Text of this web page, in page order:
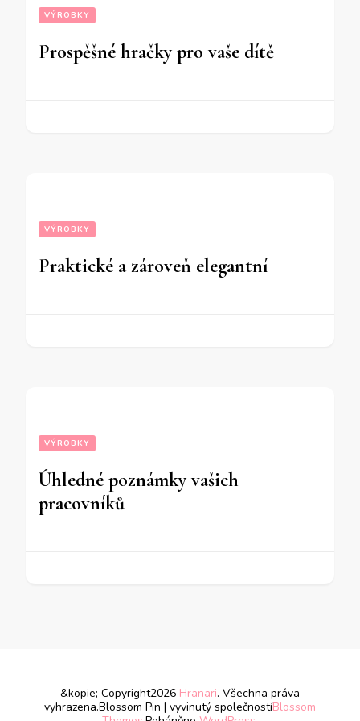
VÝROBKY
Prospěšné hračky pro vaše dítě
VÝROBKY
Praktické a zároveň elegantní
VÝROBKY
Úhledné poznámky vašich
pracovníků
&kopie; Copyright2026 Hranari. Všechna práva
vyhrazena.Blossom Pin | vyvinutý společnostíBlossom